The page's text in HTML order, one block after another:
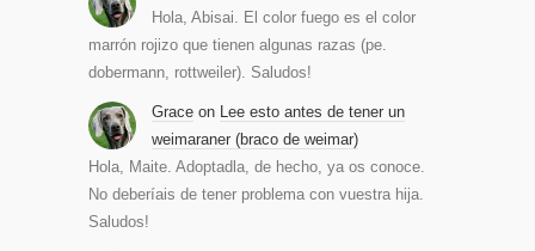
Hola, Abisai. El color fuego es el color
marrón rojizo que tienen algunas razas (pe.
dobermann, rottweiler). Saludos!
Grace on Lee esto antes de tener un
weimaraner (braco de weimar)
Hola, Maite. Adoptadla, de hecho, ya os conoce.
No deberíais de tener problema con vuestra hija.
Saludos!